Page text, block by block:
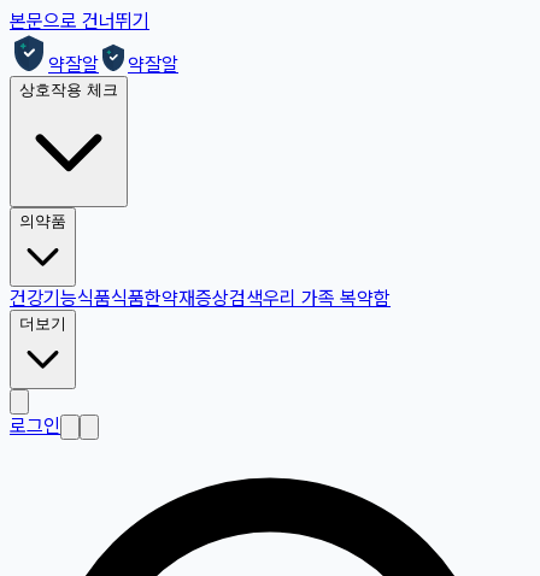
본문으로 건너뛰기
약잘알
약잘알
상호작용 체크
의약품
건강기능식품식품한약재증상검색우리 가족 복약함
더보기
로그인